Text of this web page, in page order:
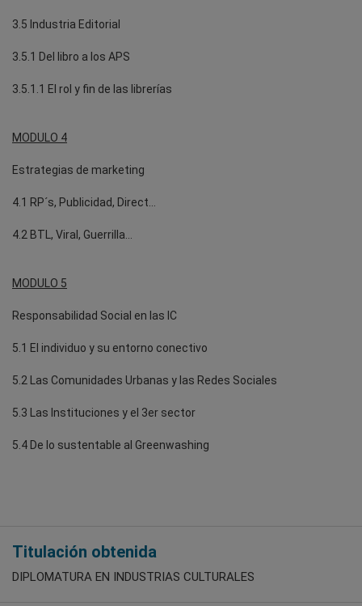
3.5 Industria Editorial
3.5.1 Del libro a los APS
3.5.1.1 El rol y fin de las librerías
MODULO 4
Estrategias de marketing
4.1 RP´s, Publicidad, Direct…
4.2 BTL, Viral, Guerrilla…
MODULO 5
Responsabilidad Social en las IC
5.1 El individuo y su entorno conectivo
5.2 Las Comunidades Urbanas y las Redes Sociales
5.3 Las Instituciones y el 3er sector
5.4 De lo sustentable al Greenwashing
Titulación obtenida
DIPLOMATURA EN INDUSTRIAS CULTURALES